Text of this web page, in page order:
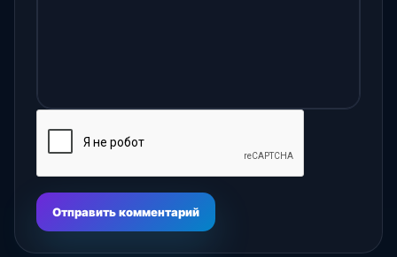
Отправить комментарий